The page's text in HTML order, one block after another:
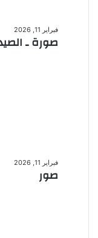
فبراير 11, 2026
صورة ـ الصيد
فبراير 11, 2026
صور